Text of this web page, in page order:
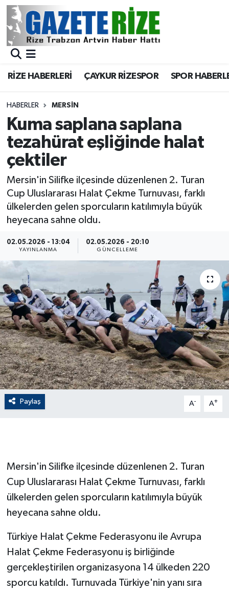
RİZE HABERLERİ ÇAYKUR RİZESPOR SPOR
HABERLER MERSİN
Kuma saplana saplana
tezahürat eşliğinde halat
çektiler
Mersin'in Silifke ilçesinde düzenlenen 2. Turan
Cup Uluslararası Halat Çekme Turnuvası, farklı
ülkelerden gelen sporcuların katılımıyla büyük
heyecana sahne oldu.
02.05.2026 - 13:04
YAYINLANMA
02.05.2026 - 20:10
GÜNCELLEME
Paylaş A- A+
Mersin'in Silifke ilçesinde düzenlenen 2. Turan
Cup Uluslararası Halat Çekme Turnuvası, farklı
ülkelerden gelen sporcuların katılımıyla büyük
heyecana sahne oldu.
Türkiye Halat Çekme Federasyonu ile Avrupa
Halat Çekme Federasyonu iş birliğinde
gerçekleştirilen organizasyona 14 ülkeden 220
sporcu katıldı. Turnuvada Türkiye'nin yanı sıra
BÖLGEMİZ
Asayiş
Rize Jandarma Komutanlığı
Bilim Teknoloji
Advertising news
Canlı Maç
ÇEVRE
Dış Haberler
Dünya
EĞİTİM
EKONOMİ
English News
Finans
GENEL
GÜNDEM
Güvenlik
İNSAN
Merkez Nöbetçi Eczaneler
Merkez Trafik Yoğunluk Haritası
Süper Lig Puan Durumu ve Fikstür
Tüm Manşetler
Haber Arşivi